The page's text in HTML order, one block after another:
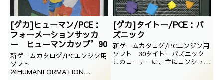
[ゲカ]ヒューマン/PCE：
フォーメーションサッカ
ー ヒューマンカップ’90
新ゲームカタログ/PCエンジン用
ソフト
24HUMANFORMATION
[ゲカ]タイトー/PCE：パ
ズニック
新ゲームカタログ/PCエンジン用
ソフト 30タイトーパズニック
このコーナーは、主にコンシュー